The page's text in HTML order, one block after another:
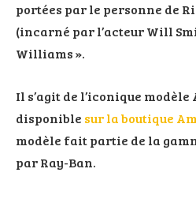
portées par le personne de
(incarné par l’acteur Will
Williams ».
Il s’agit de l’iconique
disponible sur la boutique
modèle fait partie de la
par Ray-Ban.